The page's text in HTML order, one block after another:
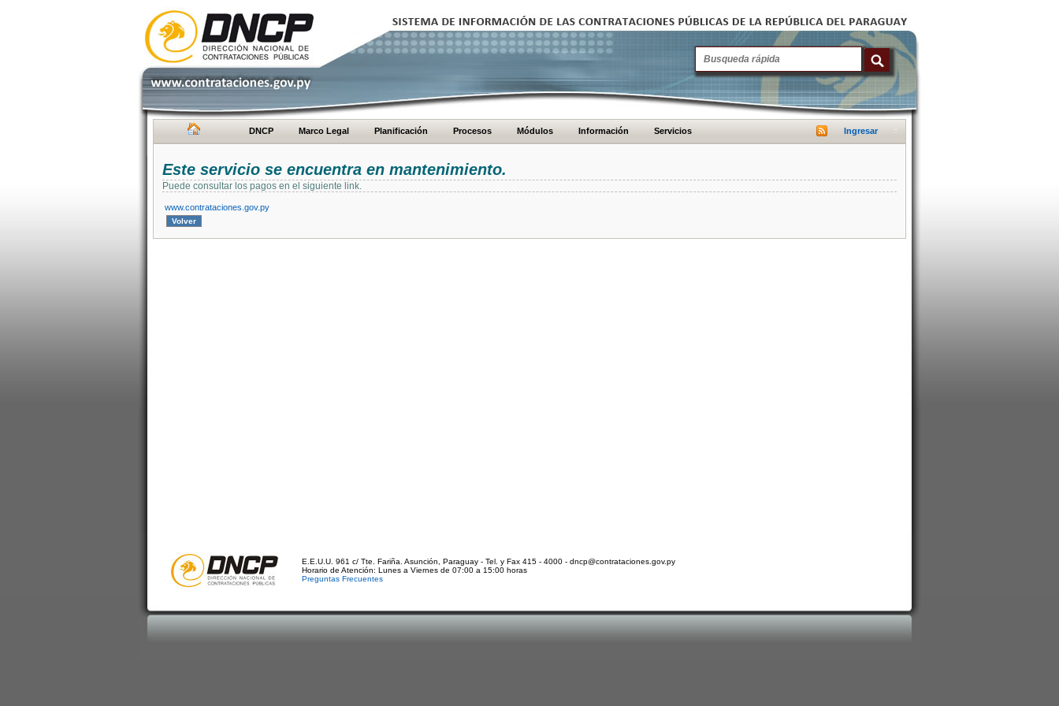
DNCP Marco Legal Planificación Procesos Módulos Información Servicios Ingresar
Este servicio se encuentra en mantenimiento.
Puede consultar los pagos en el siguiente link.
www.contrataciones.gov.py
E.E.U.U. 961 c/ Tte. Fariña. Asunción, Paraguay - Tel. y Fax 415 - 4000 - dncp@contrataciones.gov.py
Horario de Atención: Lunes a Viernes de 07:00 a 15:00 horas
Preguntas Frecuentes